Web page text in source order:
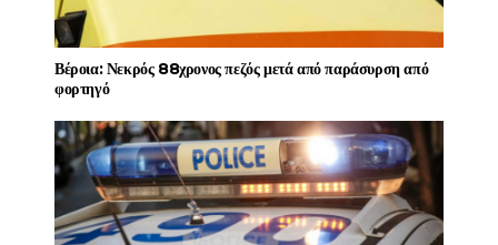
Βέροια: Νεκρός 88χρονος πεζός μετά από παράσυρση από
φορτηγό